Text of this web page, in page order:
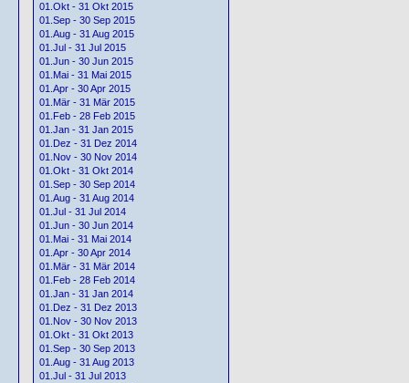
01.Okt - 31 Okt 2015
01.Sep - 30 Sep 2015
01.Aug - 31 Aug 2015
01.Jul - 31 Jul 2015
01.Jun - 30 Jun 2015
01.Mai - 31 Mai 2015
01.Apr - 30 Apr 2015
01.Mär - 31 Mär 2015
01.Feb - 28 Feb 2015
01.Jan - 31 Jan 2015
01.Dez - 31 Dez 2014
01.Nov - 30 Nov 2014
01.Okt - 31 Okt 2014
01.Sep - 30 Sep 2014
01.Aug - 31 Aug 2014
01.Jul - 31 Jul 2014
01.Jun - 30 Jun 2014
01.Mai - 31 Mai 2014
01.Apr - 30 Apr 2014
01.Mär - 31 Mär 2014
01.Feb - 28 Feb 2014
01.Jan - 31 Jan 2014
01.Dez - 31 Dez 2013
01.Nov - 30 Nov 2013
01.Okt - 31 Okt 2013
01.Sep - 30 Sep 2013
01.Aug - 31 Aug 2013
01.Jul - 31 Jul 2013